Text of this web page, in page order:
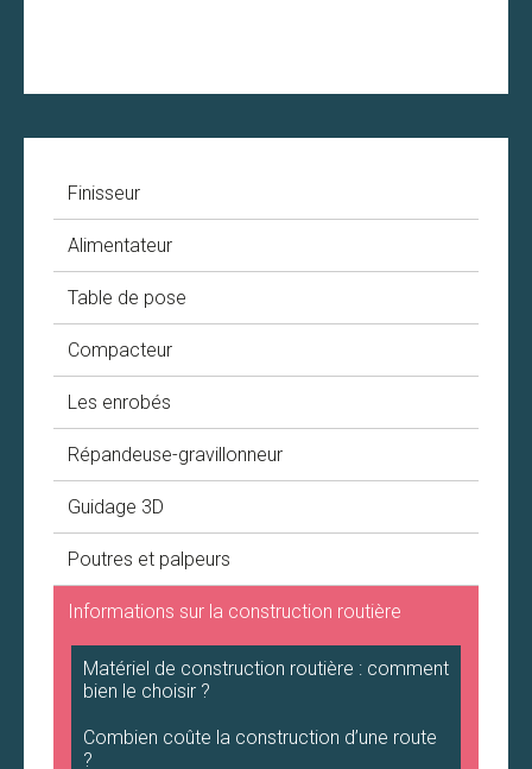
Finisseur
Alimentateur
Table de pose
Compacteur
Les enrobés
Répandeuse-gravillonneur
Guidage 3D
Poutres et palpeurs
Informations sur la construction routière
Matériel de construction routière : comment
bien le choisir ?
Combien coûte la construction d’une route
?